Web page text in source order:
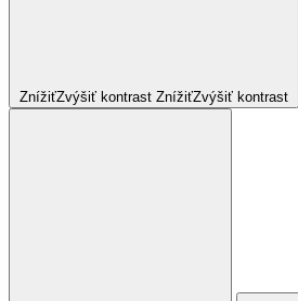
ZnížiťZvýšiť kontrast ZnížiťZvýšiť kontrast